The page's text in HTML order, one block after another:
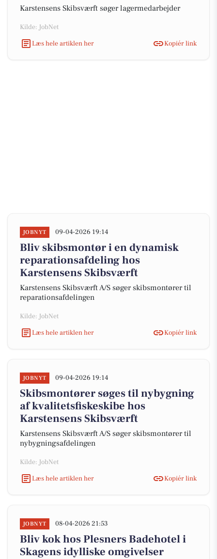
Karstensens Skibsværft søger lagermedarbejder
Kilde: JobNet
Læs hele artiklen her
Kopiér link
JOBNYT 09-04-2026 19:14
Bliv skibsmontør i en dynamisk
reparationsafdeling hos
Karstensens Skibsværft
Karstensens Skibsværft A/S søger skibsmontører til
reparationsafdelingen
Kilde: JobNet
Læs hele artiklen her
Kopiér link
JOBNYT 09-04-2026 19:14
Skibsmontører søges til nybygning
af kvalitetsfiskeskibe hos
Karstensens Skibsværft
Karstensens Skibsværft A/S søger skibsmontører til
nybygningsafdelingen
Kilde: JobNet
Læs hele artiklen her
Kopiér link
JOBNYT 08-04-2026 21:53
Bliv kok hos Plesners Badehotel i
Skagens idylliske omgivelser